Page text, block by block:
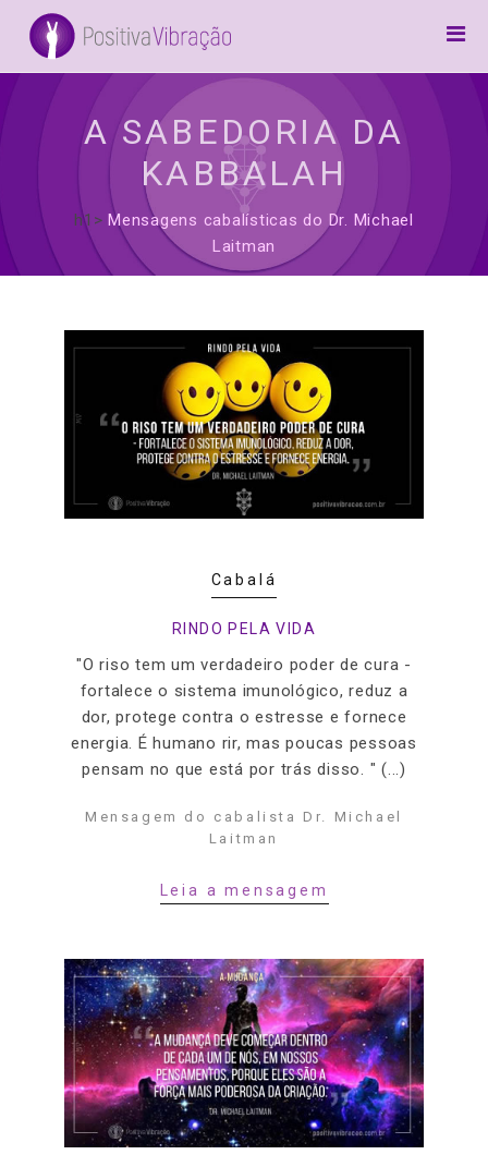
Home
Canalizações
Arcanjos
Inspiração
A SABEDORIA DA
KABBALAH
h1>Mensagens cabalísticas do Dr. Michael
Laitman
Cabalá
RINDO PELA VIDA
"O riso tem um verdadeiro poder de cura -
fortalece o sistema imunológico, reduz a
dor, protege contra o estresse e fornece
energia. É humano rir, mas poucas pessoas
pensam no que está por trás disso. " (...)
Mensagem do cabalista Dr. Michael
Laitman
Leia a mensagem